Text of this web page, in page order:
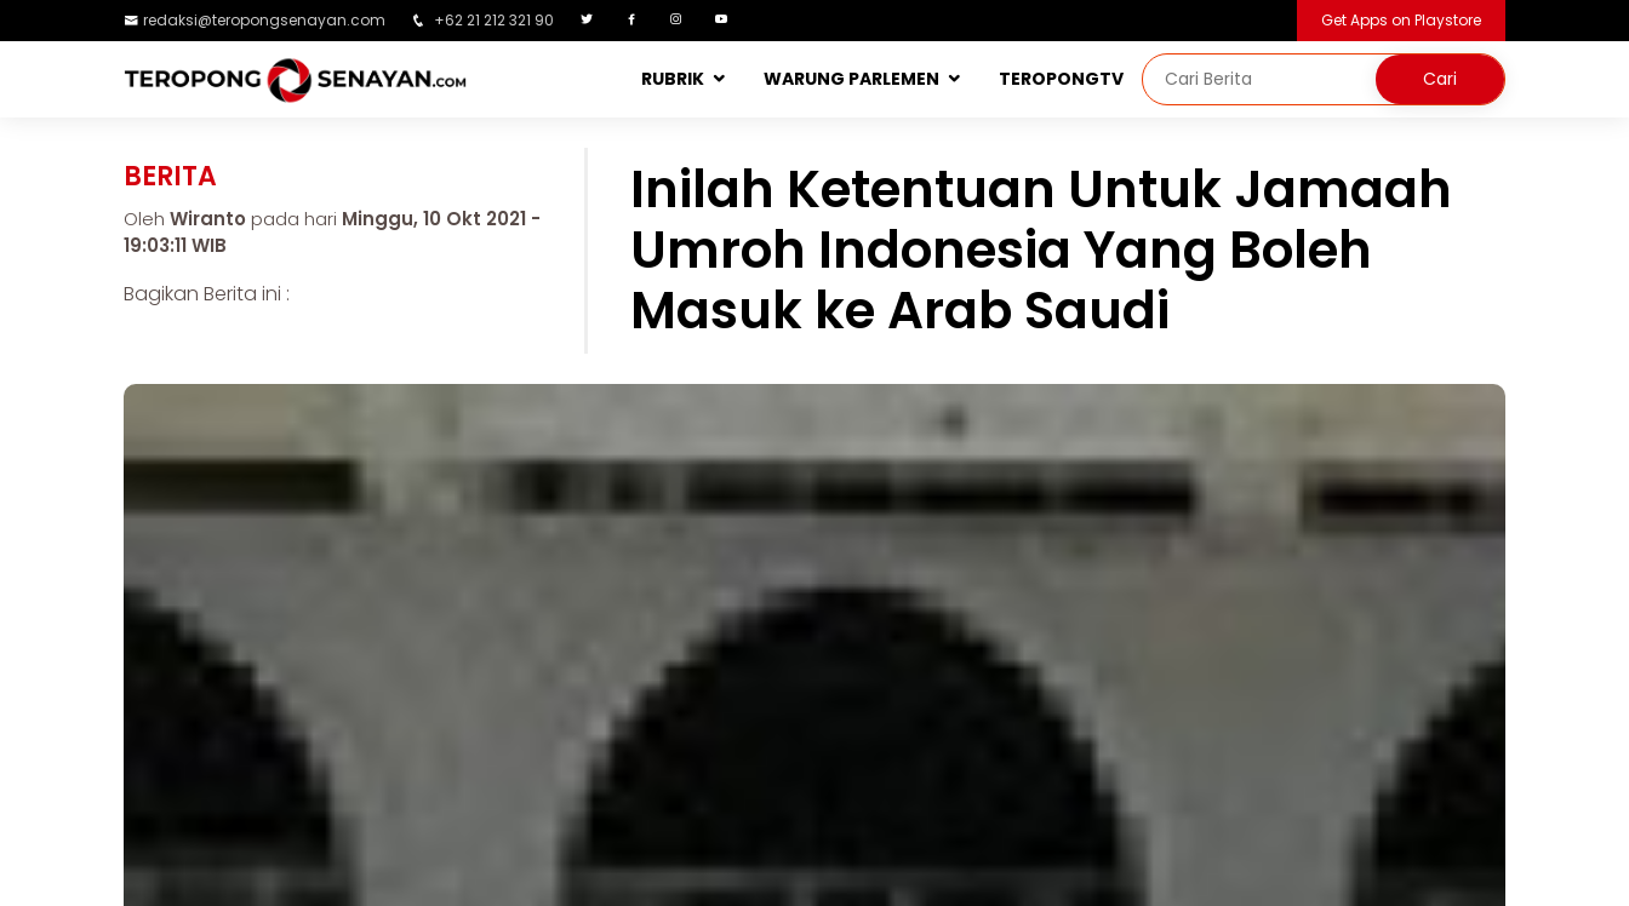
redaksi@teropongsenayan.com +62 21 212 321 90 Get Apps on Playstore
RUBRIK WARUNG PARLEMEN TEROPONGTV
BERITA
Oleh Wiranto pada hari Minggu, 10 Okt 2021 -
19:03:11 WIB
Bagikan Berita ini :
Inilah Ketentuan Untuk Jamaah
Umroh Indonesia Yang Boleh
Masuk ke Arab Saudi